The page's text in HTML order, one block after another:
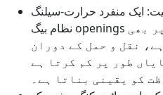
ایک منفرد حرارت-سیلنگ
نظام بیگ openings میں معمولی مائع ہونے پر بھی
نقل و حمل کے دوران
طور پر کم کرتا ہے
کو یقینی بناتا ہے۔